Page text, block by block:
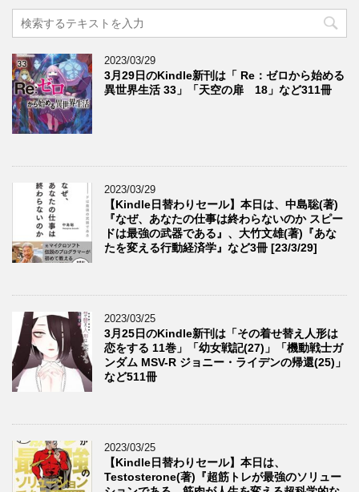
2023/03/29
3月29日のKindle新刊は「 Re：ゼロから始める
異世界生活 33」「天空の扉 18」など311冊
2023/03/29
【Kindle日替わりセール】本日は、中島聡(著)
『なぜ、あなたの仕事は終わらないのか スピー
ドは最強の武器である』、大竹文雄(著)『あな
たを変える行動経済学』など3冊 [23/3/29]
2023/03/25
3月25日のKindle新刊は「その着せ替え人形は
恋をする 11巻」「幼女戦記(27)」「機動戦士ガ
ンダム MSV-R ジョニー・ライデンの帰還(25)」
など511冊
2023/03/25
【Kindle日替わりセール】本日は、
Testosterone(著)『超筋トレが最強のソリュー